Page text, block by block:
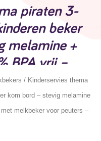
piraten 3-
beker
melamine +
BPA vrij –
voor
/ Kinderservies thema
kom bord – stevig melamine
melkbeker voor peuters –